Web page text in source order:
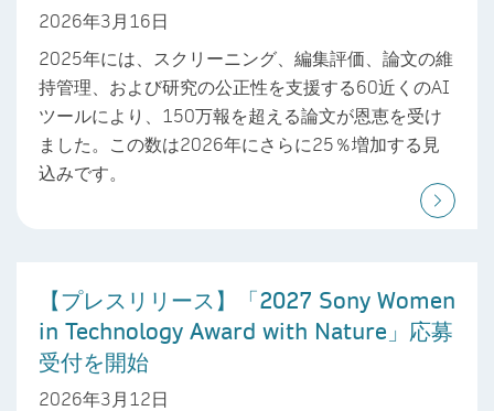
2026年3月16日
2025年には、スクリーニング、編集評価、論文の維
持管理、および研究の公正性を支援する60近くのAI
ツールにより、150万報を超える論文が恩恵を受け
ました。この数は2026年にさらに25％増加する見
込みです。
【プレスリリース】「2027 Sony Women
in Technology Award with Nature」応募
受付を開始
2026年3月12日